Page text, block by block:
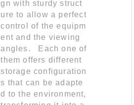
gn with sturdy struct
ure to allow a perfect
control of the equipm
ent and the viewing
angles. Each one of
them offers different
storage configuration
s that can be adapte
d to the environment,